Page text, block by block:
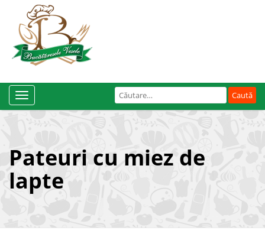
Caută
după:
Toggle
Navigation
Pateuri cu miez de
lapte